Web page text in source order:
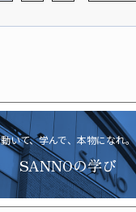
動いて、学んで、本物になれ。
SANNOの学び